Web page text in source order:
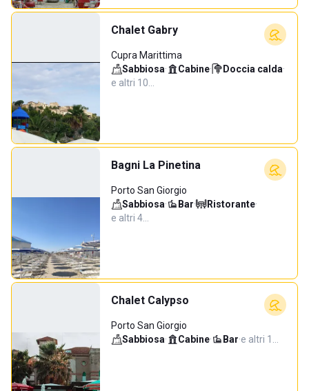
Chalet Gabry
Cupra Marittima
Sabbiosa· Cabine· Doccia calda·
e altri 10…
Bagni La Pinetina
Porto San Giorgio
Sabbiosa· Bar· Ristorante·
e altri 4…
Chalet Calypso
Porto San Giorgio
Sabbiosa· Cabine· Bar·e altri 1…